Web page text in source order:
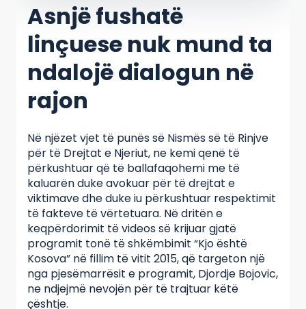
Asnjë fushatë
linçuese nuk mund ta
ndalojë dialogun në
rajon
Në njëzet vjet të punës së Nismës së të Rinjve
për të Drejtat e Njeriut, ne kemi qenë të
përkushtuar që të ballafaqohemi me të
kaluarën duke avokuar për të drejtat e
viktimave dhe duke iu përkushtuar respektimit
të fakteve të vërtetuara. Në dritën e
keqpërdorimit të videos së krijuar gjatë
programit tonë të shkëmbimit “Kjo është
Kosova” në fillim të vitit 2015, që targeton një
nga pjesëmarrësit e programit, Djordje Bojovic,
ne ndjejmë nevojën për të trajtuar këtë
çështje.